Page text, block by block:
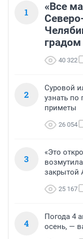
1
«Все
40 322
2
Суровой
узнать по
приметы
26 054
3
«Это
закрытой
25 167
4
Погода 4
осень, —